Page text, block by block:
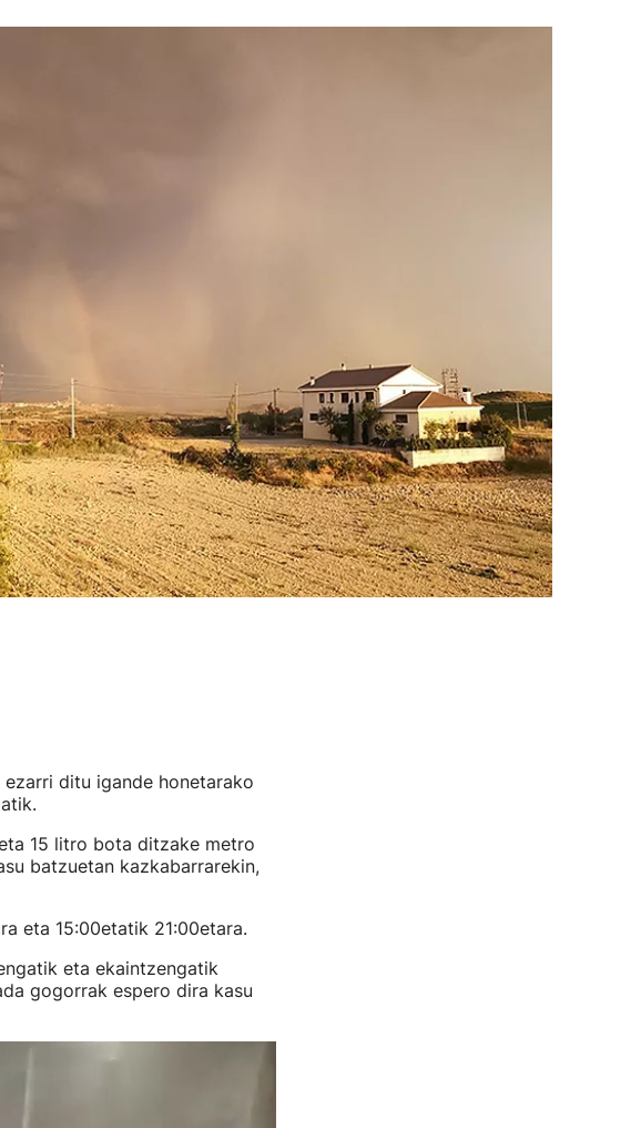
ditu igande honetarako
15 litro bota ditzake metro
batzuetan kazkabarrarekin,
eta 15:00etatik 21:00etara.
eta ekaintzengatik
gogorrak espero dira kasu